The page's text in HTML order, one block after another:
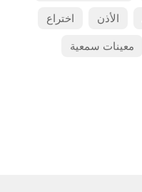
الأذن
اختراع
معينات سمعية